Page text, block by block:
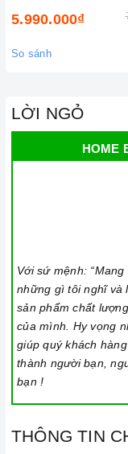
lượng và nguồn gốc
mang đến cho quý
tận tâm và chính
chữa thiết bị nhà bếp
5.990.000₫
So sánh
LỜI NGỎ
HOME
Với sứ mệnh:
những gì tôi nghĩ và
sản phẩm chất
của mình. Hy vọng
giúp quý khách
thành người bạn,
bạn !
THÔNG TIN